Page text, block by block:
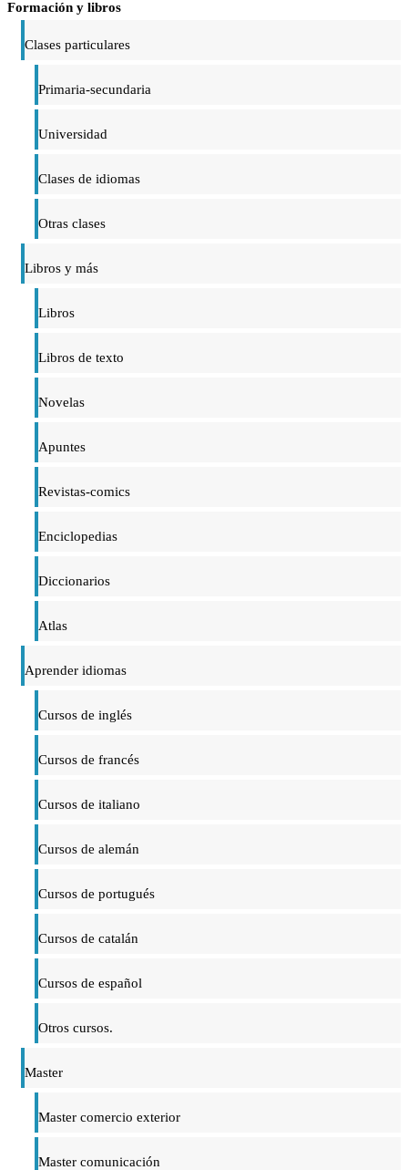
Formación y libros
Clases particulares
Primaria-secundaria
Universidad
Clases de idiomas
Otras clases
Libros y más
Libros
Libros de texto
Novelas
Apuntes
Revistas-comics
Enciclopedias
Diccionarios
Atlas
Aprender idiomas
Cursos de inglés
Cursos de francés
Cursos de italiano
Cursos de alemán
Cursos de portugués
Cursos de catalán
Cursos de español
Otros cursos.
Master
Master comercio exterior
Master comunicación